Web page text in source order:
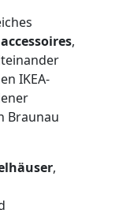
,
IKEA-
Braunau
,